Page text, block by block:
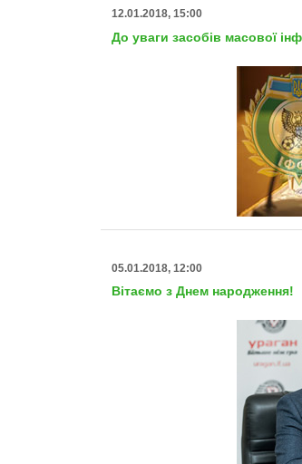
12.01.2018, 15:00
До уваги засобів масової
05.01.2018, 12:00
Вітаємо з Днем народження!